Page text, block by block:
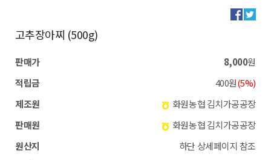
고추장아찌 (500g)
판매가 8,000원
적립금
400원(5%)
제조원
화원농협 김치가공공장
판매원
화원농협 김치가공공장
원산지
하단 상세페이지 참조